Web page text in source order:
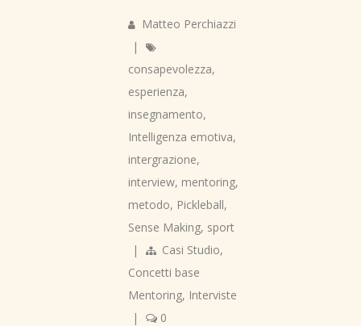
Matteo Perchiazzi
|
consapevolezza,
esperienza,
insegnamento,
Intelligenza emotiva,
intergrazione,
interview, mentoring,
metodo, Pickleball,
Sense Making, sport
|
Casi Studio,
Concetti base
Mentoring, Interviste
|
0